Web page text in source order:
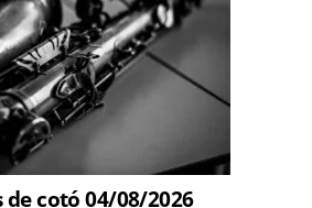
de cotó 04/08/2026